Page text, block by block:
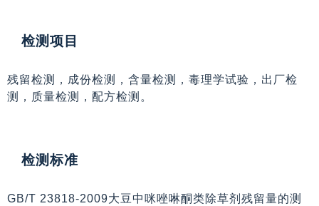
检测项目
残留检测，成份检测，含量检测，毒理学试验，出厂检
测，质量检测，配方检测。
检测标准
GB/T 23818-2009大豆中咪唑啉酮类除草剂残留量的测